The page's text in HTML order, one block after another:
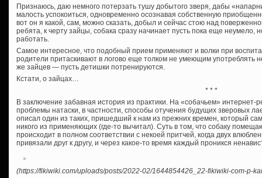
Признаюсь, даю немного потерзать тушу добытого зверя, дабы
малость успокоиться, одновременно осознавая собственную
вот он я какой, сам, можно сказать, добыл и сейчас стою над
ребята, к черту зайцы, собака сразу начинает пусть пока еще неумело,
работать.
Самое интересное, что подобный прием применяют и волки при
родители притаскивают в логово еще толком не умеющим употреблять
же зайцев — пусть детишки потренируются.
Кстати, о зайцах…
* * *
В заключение забавная история из практики. На «собачьем»
проблемы натаски, в частности, способы отучения будущих зверовых
описал один из таких, пришедший к нам из прежних времен, который
никого из применяющих (где-то вычитал). Суть в том, что собаку
происходит в полном соответствии с некоей притчей, когда двух
привязали друг к другу, и через какое-то время каждый проникся
(https://fikiwiki.com/uploads/posts/2022-02/1644854426_22-fikiwiki-com-p-